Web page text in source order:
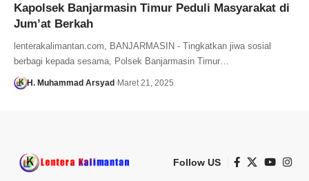
Kapolsek Banjarmasin Timur Peduli Masyarakat di
Jum’at Berkah
lenterakalimantan.com, BANJARMASIN - Tingkatkan jiwa sosial
berbagi kepada sesama, Polsek Banjarmasin Timur…
H. Muhammad Arsyad Maret 21, 2025
Follow US